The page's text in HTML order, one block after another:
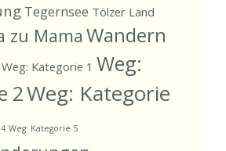
Tegernsee Tölzer Land
zu Mama Wandern
Weg: Kategorie 1 Weg:
2Weg: Kategorie
Weg: Kategorie 5